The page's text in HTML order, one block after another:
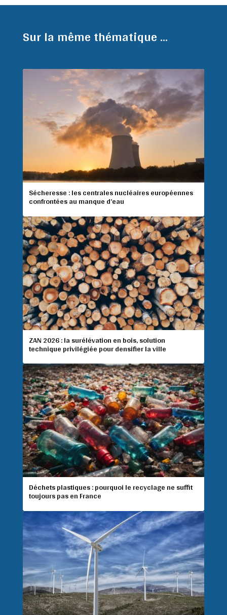
Sur la même thématique ...
Sécheresse : les centrales nucléaires européennes
confrontées au manque d’eau
ZAN 2026 : la surélévation en bois, solution
technique privilégiée pour densifier la ville
Déchets plastiques : pourquoi le recyclage ne suffit
toujours pas en France